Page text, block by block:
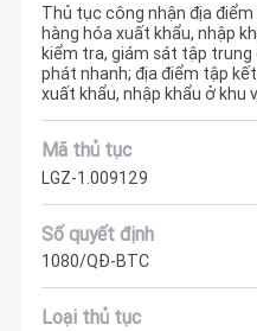
Thủ tục công nhận địa
hàng hóa xuất khẩu, nhập
kiểm tra, giám sát tập trung
phát nhanh; địa điểm tập
xuất khẩu, nhập khẩu ở khu
Mã thủ tục
LGZ-1.009129
Số quyết định
1080/QĐ-BTC
Loại thủ tục